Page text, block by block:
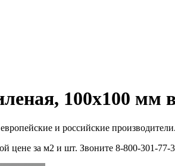
100x100 мм
и российские производители.
цене за м2 и шт. Звоните 8-800-301-